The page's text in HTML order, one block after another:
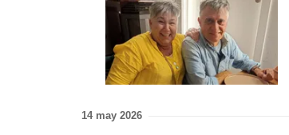
14 may 2026